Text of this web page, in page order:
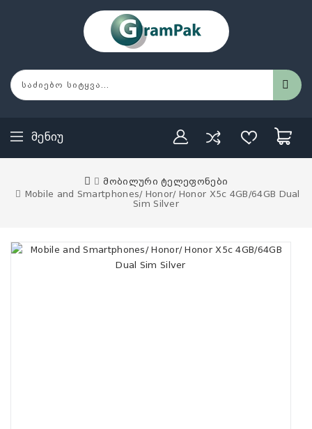
Მენიუ
მობილური ტელეფონები
Mobile and Smartphones/ Honor/ Honor X5c 4GB/64GB Dual
Sim Silver